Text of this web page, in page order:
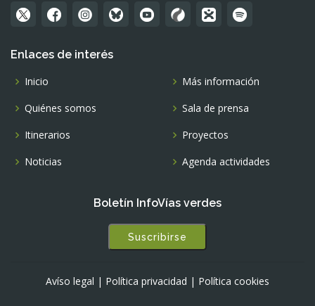
Enlaces de interés
Inicio
Quiénes somos
Itinerarios
Noticias
Más información
Sala de prensa
Proyectos
Agenda actividades
Boletín InfoVías verdes
Suscribirse
Avíso legal | Política privacidad | Política cookies